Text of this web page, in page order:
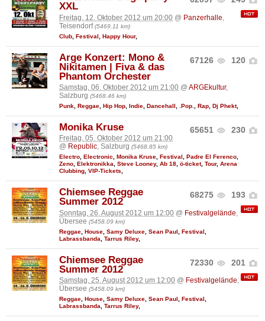
XXL
Freitag, 12. Oktober 2012 um 20:00 @ Panzerhalle
Teisendorf(5469.11 km)
Club Festival Happy Hour,
67126 120
Arge Konzert: Mono &
Nikitamen | Fiva & das
Phantom Orchester
Samstag, 06. Oktober 2012 um 21:00 @ ARGEkultur,
Salzburg (5468.46 km)
Punk Reggae Hip Hop Indie Dancehall .Pop. Rap Dj Phekt,
65651 230
Monika Kruse
Freitag, 05. Oktober 2012 um 21:00
@ Republic, Salzburg (5468.85 km)
Electro, Electronic, Monika Kruse, Festival, Padre El Ferenco,
Zeno, Elektronikka, Steve Looney, Ab 18, ö-ticket, Tour, Arena
Clubbing, VIP-Tickets,
68275 193
Chiemsee Reggae
Summer 2012
Sonntag, 26. August 2012 um 12:00 @ Festivalgelände
Übersee (5458.09 km)
Reggae House Samy Deluxe Sean Paul Festival
Labrassbanda
Tarrus Riley,
72330 201
Chiemsee Reggae
Summer 2012
Samstag, 25. August 2012 um 12:00 @ Festivalgelände,
Übersee (5458.09 km)
Reggae House Samy Deluxe Sean Paul Festival
Labrassbanda
Tarrus Riley,